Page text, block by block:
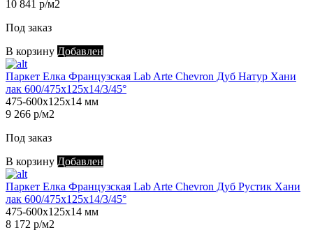
10 841 р/м2
Под заказ
В корзину Добавлен
Паркет Елка Французская Lab Arte Chevron Дуб Натур Хани
лак 600/475х125х14/3/45°
475-600х125х14 мм
9 266 р/м2
Под заказ
В корзину Добавлен
Паркет Елка Французская Lab Arte Chevron Дуб Рустик Хани
лак 600/475х125х14/3/45°
475-600х125х14 мм
8 172 р/м2